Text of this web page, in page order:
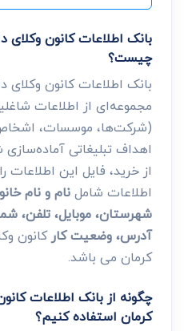
بانک اطلاعات کانون
چیست؟
بانک اطلاعات کانون
مجموعه‌ای از اطلاعات
(شرکت‌ها، موسسات،
اهداف تبلیغاتی
از خرید، فایل این اطلاعات
اطلاعات شاملنام و نام
شهرستان، موبایل، تلفن،
آدرس، وضعیت کارکانون
کرمان می باشد.
چگونه از بانک اطلاعات
کرمان استفاده کنیم؟